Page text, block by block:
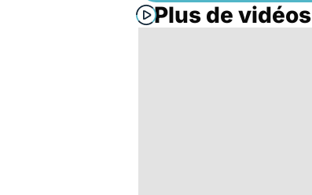
Plus de vidéos